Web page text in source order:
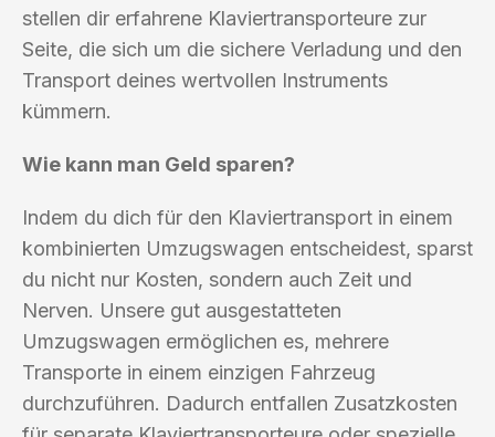
stellen dir erfahrene Klaviertransporteure zur
Seite, die sich um die sichere Verladung und den
Transport deines wertvollen Instruments
kümmern.
Wie kann man Geld sparen?
Indem du dich für den Klaviertransport in einem
kombinierten Umzugswagen entscheidest, sparst
du nicht nur Kosten, sondern auch Zeit und
Nerven. Unsere gut ausgestatteten
Umzugswagen ermöglichen es, mehrere
Transporte in einem einzigen Fahrzeug
durchzuführen. Dadurch entfallen Zusatzkosten